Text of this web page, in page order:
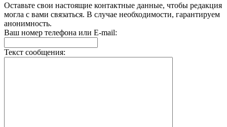
Оставьте свои настоящие контактные данные, чтобы редакция
могла с вами связаться. В случае необходимости, гарантируем
анонимность.
Ваш номер телефона или E-mail:
Текст сообщения: